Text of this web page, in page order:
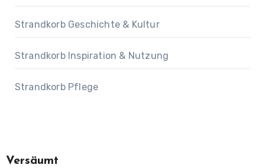
Strandkorb Geschichte & Kultur
Strandkorb Inspiration & Nutzung
Strandkorb Pflege
Versäumt